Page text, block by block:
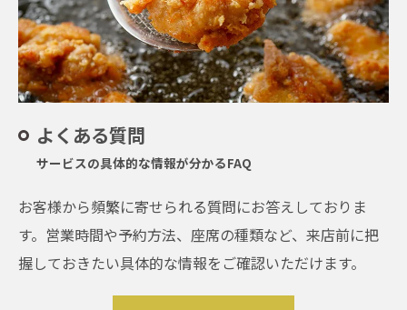
よくある質問
サービスの具体的な情報が分かるFAQ
お客様から頻繁に寄せられる質問にお答えしておりま
す。営業時間や予約方法、座席の種類など、来店前に把
握しておきたい具体的な情報をご確認いただけます。